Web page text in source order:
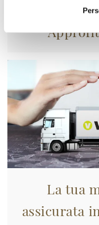
La tua
assicurata